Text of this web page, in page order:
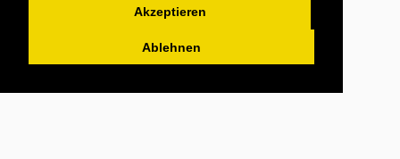
Akzeptieren
Ablehnen